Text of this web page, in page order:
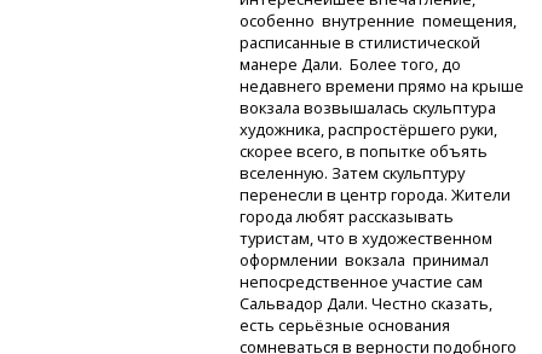
особенно внутренние помещения,
расписанные в стилистической
манере Дали. Более того, до
недавнего времени прямо на крыше
вокзала возвышалась скульптура
художника, распростёршего руки,
скорее всего, в попытке объять
вселенную. Затем скульптуру
перенесли в центр города. Жители
города любят рассказывать
туристам, что в художественном
оформлении вокзала принимал
непосредственное участие сам
Сальвадор Дали. Честно сказать,
есть серьёзные основания
сомневаться в верности подобного